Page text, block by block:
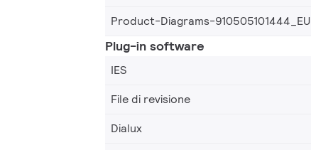
Product-Diagrams-910505101444_EU
Plug-in software
IES
File di revisione
Dialux